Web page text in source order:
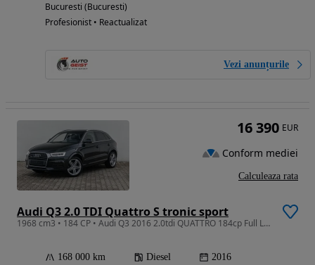
Bucuresti (Bucuresti)
Profesionist • Reactualizat
Vezi anunțurile
Audi Q3 2.0 TDI Quattro S tronic sport
1968 cm3 • 184 CP • Audi Q3 2016 2.0tdi QUATTRO 184cp Full Led/Navi/Alcantara/Keyless
168 000 km Diesel 2016
16 390 EUR
Conform mediei
Calculeaza rata